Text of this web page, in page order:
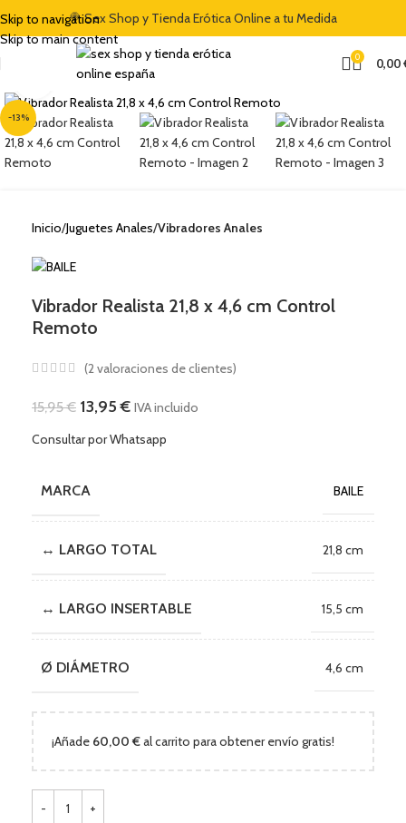
Skip to navigation
Skip to main content
🍭 Sex Shop y Tienda Erótica Online a tu Medida
0 0,00
-13%
Clic para ampliar
Inicio Juguetes Anales Vibradores Anales
Vibrador Realista 21,8 x 4,6 cm Control
Remoto
(2valoraciones de clientes)
15,95€ 13,95€ IVA incluido
Consultar por Whatsapp
MARCA BAILE
↔ LARGO TOTAL 21,8 cm
↔ LARGO INSERTABLE 15,5 cm
Ø DIÁMETRO 4,6 cm
¡Añade 60,00 €al carrito para obtener envío gratis!